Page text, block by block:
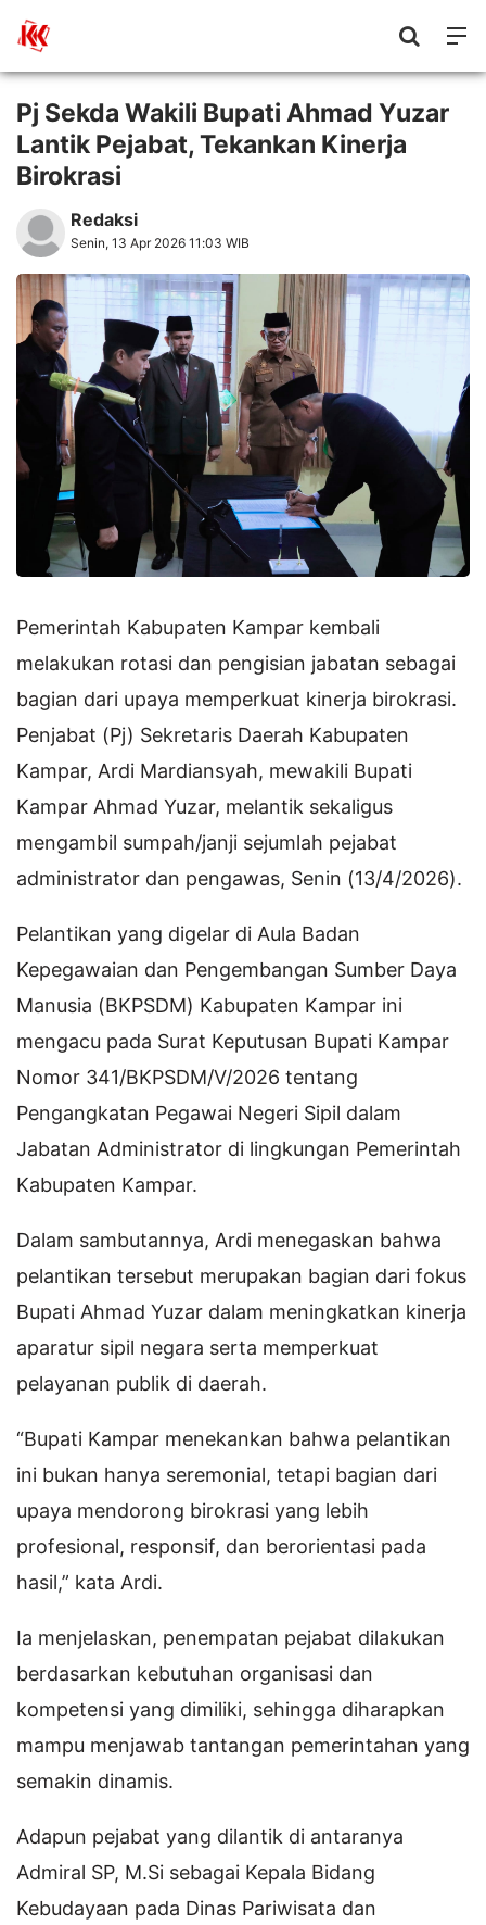
Pj Sekda Wakili Bupati Ahmad Yuzar
Lantik Pejabat, Tekankan Kinerja
Birokrasi
Redaksi
Senin, 13 Apr 2026 11:03 WIB
Pemerintah Kabupaten Kampar kembali
melakukan rotasi dan pengisian jabatan sebagai
bagian dari upaya memperkuat kinerja birokrasi.
Penjabat (Pj) Sekretaris Daerah Kabupaten
Kampar, Ardi Mardiansyah, mewakili Bupati
Kampar Ahmad Yuzar, melantik sekaligus
mengambil sumpah/janji sejumlah pejabat
administrator dan pengawas, Senin (13/4/2026).
Pelantikan yang digelar di Aula Badan
Kepegawaian dan Pengembangan Sumber Daya
Manusia (BKPSDM) Kabupaten Kampar ini
mengacu pada Surat Keputusan Bupati Kampar
Nomor 341/BKPSDM/V/2026 tentang
Pengangkatan Pegawai Negeri Sipil dalam
Jabatan Administrator di lingkungan Pemerintah
Kabupaten Kampar.
Dalam sambutannya, Ardi menegaskan bahwa
pelantikan tersebut merupakan bagian dari fokus
Bupati Ahmad Yuzar dalam meningkatkan kinerja
aparatur sipil negara serta memperkuat
pelayanan publik di daerah.
“Bupati Kampar menekankan bahwa pelantikan
ini bukan hanya seremonial, tetapi bagian dari
upaya mendorong birokrasi yang lebih
profesional, responsif, dan berorientasi pada
hasil,” kata Ardi.
Ia menjelaskan, penempatan pejabat dilakukan
berdasarkan kebutuhan organisasi dan
kompetensi yang dimiliki, sehingga diharapkan
mampu menjawab tantangan pemerintahan yang
semakin dinamis.
Adapun pejabat yang dilantik di antaranya
Admiral SP, M.Si sebagai Kepala Bidang
Kebudayaan pada Dinas Pariwisata dan